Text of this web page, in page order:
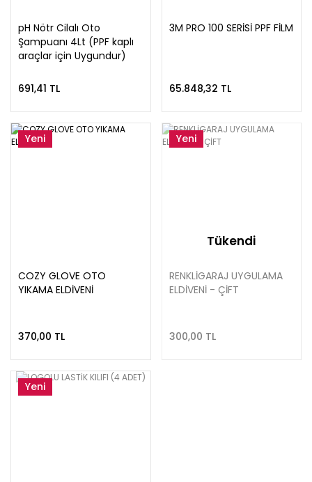
pH Nötr Cilalı Oto
Şampuanı 4Lt (PPF kaplı
araçlar için Uygundur)
691,41 TL
3M PRO 100 SERİSİ PPF FİLM
65.848,32 TL
Yeni
COZY GLOVE OTO
YIKAMA ELDİVENİ
370,00 TL
Yeni
Tükendi
RENKLİGARAJ UYGULAMA
ELDİVENİ - ÇİFT
300,00 TL
Yeni